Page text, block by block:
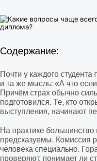
Содержание:
Почти у каждого
и та же мысль: «А что если
Причём страх обычно
подготовился. Те, кто
выступления, начинают
На практике
предсказуемы. Комиссия
человека специально.
проверяют, понимает ли